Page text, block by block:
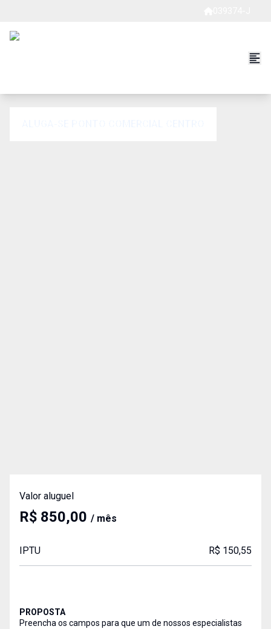
Valor aluguel
R$ 850,00 / mês
IPTU R$ 150,55
PROPOSTA
Preencha os campos para que um de nossos especialistas